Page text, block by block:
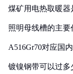
煤矿用电热取暖
照明母线槽的主要
A516Gr70对应国
镀镍钢带可以过多